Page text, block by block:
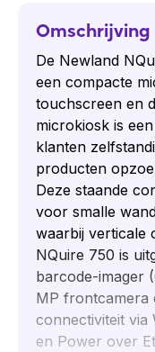
Omschrijving
De Newland
een compacte
touchscreen en
microkiosk is
klanten
producten
Deze staande
voor smalle
waarbij verticale
NQuire 750 is
barcode-imager
MP frontcamera
connectiviteit via
en Power over